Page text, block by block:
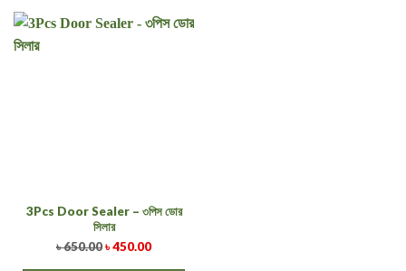
3Pcs Door Sealer – ৩পিস ডোর
সিলার
৳650.00৳450.00